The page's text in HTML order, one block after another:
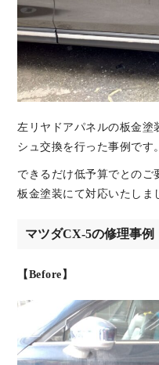
左リヤドアパネルの板金塗
シュ交換を行った事例です。
できるだけ低予算でとのご
板金塗装にて対応いたしま
マツダCX-5の修理事例
【Before】